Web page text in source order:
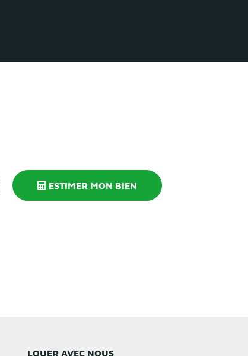
ESTIMER MON BIEN
LOUER AVEC NOUS